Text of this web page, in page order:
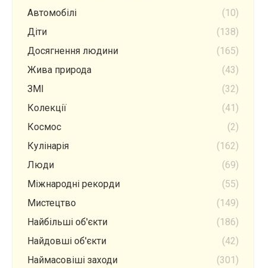
Автомобілі
(10)
Діти
(138)
Досягнення людини
(165)
Жива природа
(43)
ЗМІ
(32)
Колекції
(41)
Космос
(2)
Кулінарія
(162)
Люди
(69)
Міжнародні рекорди
(55)
Мистецтво
(149)
Найбільші об'єкти
(186)
Найдовші об'єкти
(42)
Наймасовіші заходи
(301)